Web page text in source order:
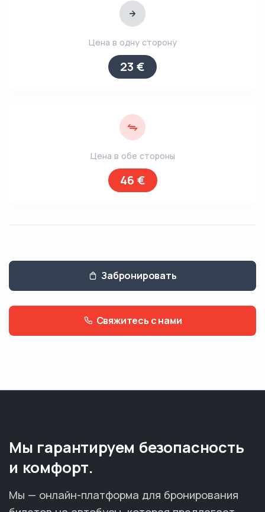
Цена в одну сторону
23 €
Цена в обе стороны
46 €
Забронировать
Свяжитесь с нами
Мы гарантируем безопасность
и комфорт.
Мы — онлайн-платформа для бронирования